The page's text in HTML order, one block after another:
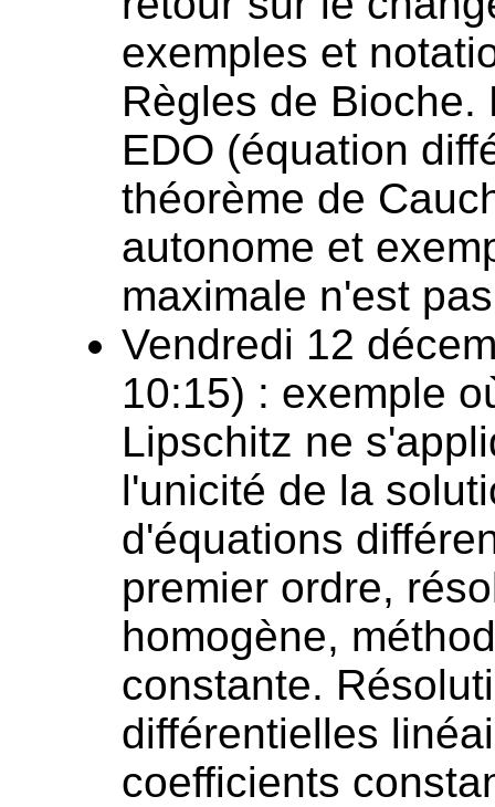
exemples et
Règles de
EDO (équation
théorème de
autonome et
maximale n'est
Vendredi 12
10:15) : exemple
Lipschitz ne
l'unicité de la
d'équations
premier ordre,
homogène,
constante.
différentielles
coefficients